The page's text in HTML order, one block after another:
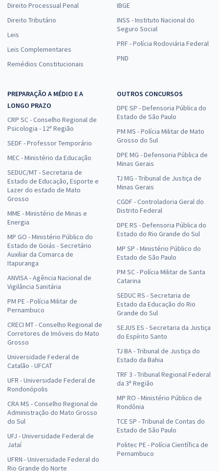
Direito Processual Penal
Direito Tributário
Leis
Leis Complementares
Remédios Constitucionais
IBGE
INSS - Instituto Nacional do
Seguro Social
PRF - Polícia Rodoviária Federal
PND
PREPARAÇÃO A MÉDIO E A
LONGO PRAZO
CRP SC - Conselho Regional de
Psicologia - 12ª Região
SEDF - Professor Temporário
MEC - Ministério da Educação
SEDUC/MT - Secretaria de
Estado de Educação, Esporte e
Lazer do estado de Mato
Grosso
MME - Ministério de Minas e
Energia
MP GO - Ministério Público do
Estado de Goiás - Secretário
Auxiliar da Comarca de
Itapuranga
ANVISA - Agência Nacional de
Vigilância Sanitária
PM PE - Polícia Militar de
Pernambuco
CRECI MT - Conselho Regional de
Corretores de Imóveis do Mato
Grosso
Universidade Federal de
Catalão - UFCAT
UFR - Universidade Federal de
Rondonópolis
CRA MS - Conselho Regional de
Administração do Mato Grosso
do Sul
UFJ - Universidade Federal de
Jataí
UFRN - Universidade Federal do
Rio Grande do Norte
OUTROS CONCURSOS
DPE SP - Defensoria Pública do
Estado de São Paulo
PM MS - Polícia Militar de Mato
Grosso do Sul
DPE MG - Defensoria Pública de
Minas Gerais
TJ MG - Tribunal de Justiça de
Minas Gerais
CGDF - Controladoria Geral do
Distrito Federal
DPE RS - Defensoria Pública do
Estado do Rio Grande do Sul
MP SP - Ministério Público do
Estado de São Paulo
PM SC - Polícia Militar de Santa
Catarina
SEDUC RS - Secretaria de
Estado da Educação do Rio
Grande do Sul
SEJUS ES - Secretaria da Justiça
do Espírito Santo
TJ BA - Tribunal de Justiça do
Estado da Bahia
TRF 3 - Tribunal Regional Federal
da 3ª Região
MP RO - Ministério Público de
Rondônia
TCE SP - Tribunal de Contas do
Estado de São Paulo
Politec PE - Polícia Científica de
Pernambuco